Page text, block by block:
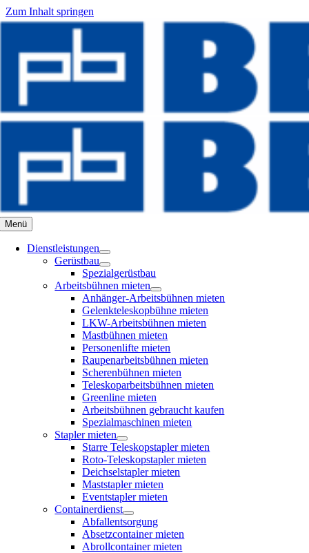
Zum Inhalt springen
Menü
Dienstleistungen
Gerüstbau
Spezialgerüstbau
Arbeitsbühnen mieten
Anhänger-Arbeitsbühnen mieten
Gelenkteleskopbühne mieten
LKW-Arbeitsbühnen mieten
Mastbühnen mieten
Personenlifte mieten
Raupenarbeitsbühnen mieten
Scherenbühnen mieten
Teleskoparbeitsbühnen mieten
Greenline mieten
Arbeitsbühnen gebraucht kaufen
Spezialmaschinen mieten
Stapler mieten
Starre Teleskopstapler mieten
Roto-Teleskopstapler mieten
Deichselstapler mieten
Maststapler mieten
Eventstapler mieten
Containerdienst
Abfallentsorgung
Absetzcontainer mieten
Abrollcontainer mieten